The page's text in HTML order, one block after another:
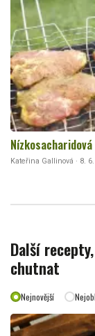
Kateřina Gallinová · 8.
Další
chutnat
Nejnovější